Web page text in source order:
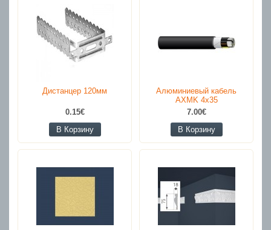
Дистанцер 120мм
0.15€
В Корзину
Алюминиевый кабель
AXMK 4x35
7.00€
В Корзину